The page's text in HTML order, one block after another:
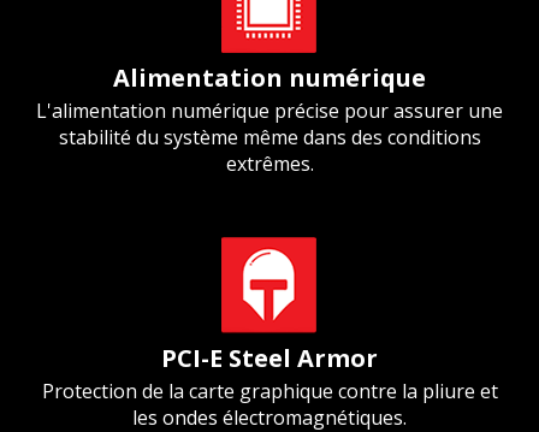
Alimentation numérique
L'alimentation numérique précise pour assurer une
stabilité du système même dans des conditions
extrêmes.
PCI-E Steel Armor
Protection de la carte graphique contre la pliure et
les ondes électromagnétiques.